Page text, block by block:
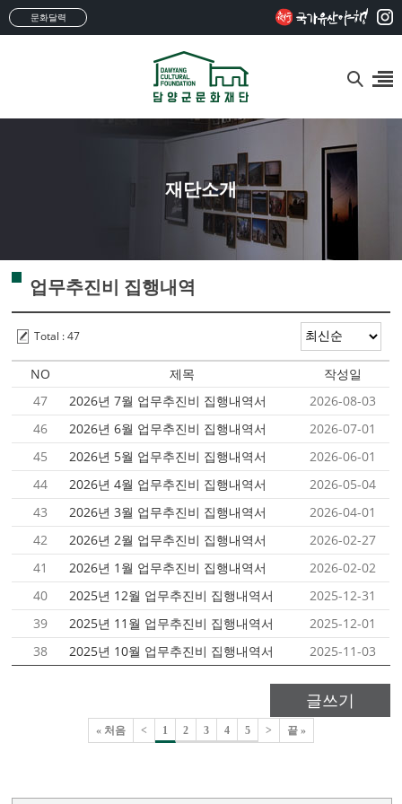
문화달력
재단소개
업무추진비 집행내역
Total : 47
NO 제목
작성일
47
2026년 7월 업무추진비 집행내역서
2026-08-03
46
2026년 6월 업무추진비 집행내역서
2026-07-01
45
2026년 5월 업무추진비 집행내역서
2026-06-01
44
2026년 4월 업무추진비 집행내역서
2026-05-04
43
2026년 3월 업무추진비 집행내역서
2026-04-01
42
2026년 2월 업무추진비 집행내역서
2026-02-27
41
2026년 1월 업무추진비 집행내역서
2026-02-02
40
2025년 12월 업무추진비 집행내역서
2025-12-31
39
2025년 11월 업무추진비 집행내역서
2025-12-01
38
2025년 10월 업무추진비 집행내역서 2025-11-03
글쓰기
« 처음 < 1 2 3 4 5 > 끝 »